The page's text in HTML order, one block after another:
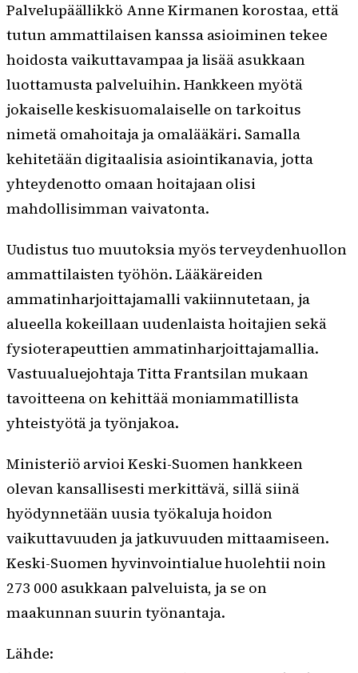
Palvelupäällikkö Anne Kirmanen korostaa, että
tutun ammattilaisen kanssa asioiminen tekee
hoidosta vaikuttavampaa ja lisää asukkaan
luottamusta palveluihin. Hankkeen myötä
jokaiselle keskisuomalaiselle on tarkoitus
nimetä omahoitaja ja omalääkäri. Samalla
kehitetään digitaalisia asiointikanavia, jotta
yhteydenotto omaan hoitajaan olisi
mahdollisimman vaivatonta.
Uudistus tuo muutoksia myös terveydenhuollon
ammattilaisten työhön. Lääkäreiden
ammatinharjoittajamalli vakiinnutetaan, ja
alueella kokeillaan uudenlaista hoitajien sekä
fysioterapeuttien ammatinharjoittajamallia.
Vastuualuejohtaja Titta Frantsilan mukaan
tavoitteena on kehittää moniammatillista
yhteistyötä ja työnjakoa.
Ministeriö arvioi Keski-Suomen hankkeen
olevan kansallisesti merkittävä, sillä siinä
hyödynnetään uusia työkaluja hoidon
vaikuttavuuden ja jatkuvuuden mittaamiseen.
Keski-Suomen hyvinvointialue huolehtii noin
273 000 asukkaan palveluista, ja se on
maakunnan suurin työnantaja.
Lähde: